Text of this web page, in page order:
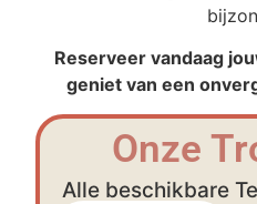
Reserveer vandaag
geniet van een
Onze
Alle beschikbare